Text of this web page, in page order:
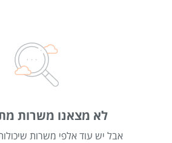
לא מצאנו משרות
אבל יש עוד אלפי משרות